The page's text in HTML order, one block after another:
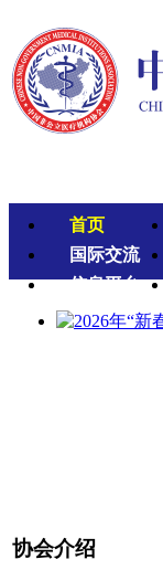
首页
国际交流
信息平台
协会介绍